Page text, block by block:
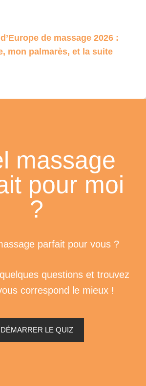
de massage 2026 :
mon palmarès, et la suite
massage
pour moi
?
parfait pour vous ?
questions et trouvez
correspond le mieux !
DÉMARRER LE QUIZ